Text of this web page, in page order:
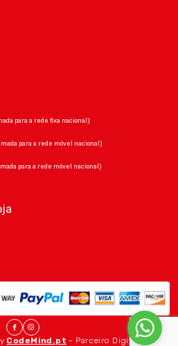
para a rede fixa nacional)
para a rede móvel nacional)
para a rede móvel nacional)
CodeMind.pt - Parceiro Digital desde